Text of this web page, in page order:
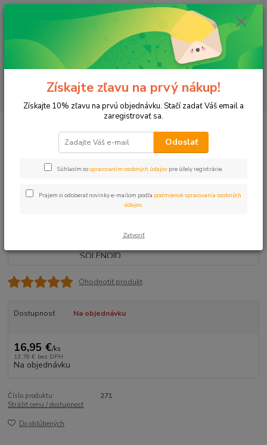
Menu
(Po-Pia, 8-17 hod.)
ks
za0 €
Cievky/Solenoidy
Elektroventil - SOLENOID 24V
HUNTER
Ohodnotiť produkt
Dostupnosť Na objednávku
16,95 €/ks
13,78 € bez DPH
Na objednávku
Číslo produktu:
271
Strážiť cenu / dostupnosť
Do obľúbených
Získajte zľavu na prvý nákup!
Získajte 10% zľavu na prvú objednávku. Stačí zadať Váš email a
zaregistrovať sa.
Odoslať
Súhlasím sospracovaním osobných údajov pre účely registrácie.
Prajem si odoberať novinky e-mailom podľa podmienok spracovania osobných
údajov
Zatvoriť